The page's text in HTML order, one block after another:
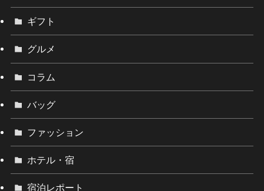
ギフト
グルメ
コラム
バッグ
ファッション
ホテル・宿
宿泊レポート